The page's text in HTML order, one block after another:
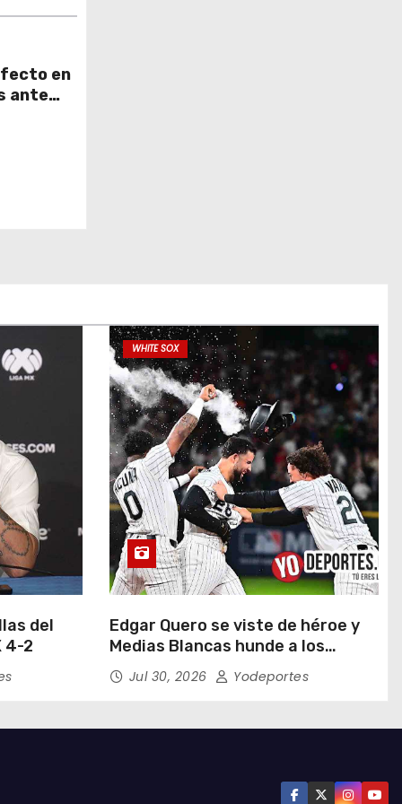
en
ante
del
4-2
WHITE SOX
Edgar Quero se viste de héroe y
Medias Blancas hunde a los
Yankees de Nueva York en doce
entradas
Jul 30, 2026 Yodeportes